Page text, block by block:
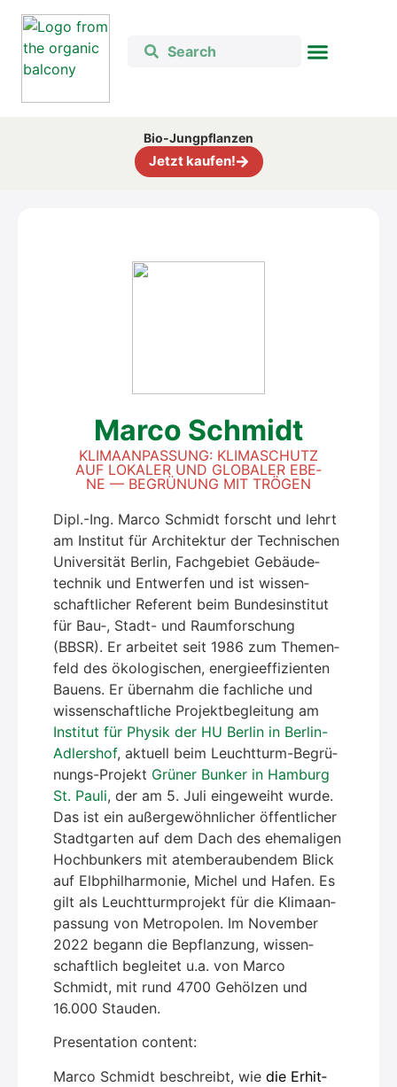
Bio-Jung­pflan­zen
Jetzt kau­fen!
Mar­co Schmidt
KLI­MA­AN­PAS­SUNG: KLI­MA­SCHUTZ
AUF LOKA­LER UND GLO­BA­LER EBE­
NE — BEGRÜ­NUNG MIT TRÖ­GEN
Dipl.-Ing. Mar­co Schmidt forscht und lehrt
am Insti­tut für Archi­tek­tur der Tech­ni­schen
Uni­ver­si­tät Ber­lin, Fach­ge­biet Gebäu­de­
tech­nik und Ent­wer­fen und ist wis­sen­
schaft­li­cher Refe­rent beim Bun­des­in­sti­tut
für Bau‑, Stadt- und Raum­for­schung
(BBSR). Er arbei­tet seit 1986 zum The­men­
feld des öko­lo­gi­schen, ener­gie­ef­fi­zi­en­ten
Bau­ens. Er über­nahm die fach­li­che und
wis­sen­schaft­li­che Pro­jekt­be­glei­tung am
Insti­tut für Phy­sik der HU Ber­lin in Ber­lin-
Adlers­hof, aktu­ell beim Leucht­turm-Begrü­
nungs-Pro­jekt Grü­ner Bun­ker in Ham­burg
St. Pau­li, der am 5. Juli ein­ge­weiht wur­de.
Das ist ein außer­ge­wöhn­li­cher öffent­li­cher
Stadt­gar­ten auf dem Dach des ehe­ma­li­gen
Hoch­bun­kers mit atem­be­rau­ben­dem Blick
auf Elb­phil­har­mo­nie, Michel und Hafen. Es
gilt als Leucht­turm­pro­jekt für die Kli­ma­an­
pas­sung von Metro­po­len. Im Novem­ber
2022 begann die Bepflan­zung, wis­sen­
schaft­lich beglei­tet u.a. von Mar­co
Schmidt, mit rund 4700 Gehöl­zen und
16.000 Stau­den.
Pre­sen­ta­ti­on con­tent:
Mar­co Schmidt beschreibt, wie die Erhit­